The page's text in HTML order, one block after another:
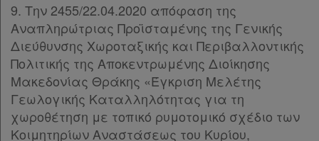
Χρήσιμα
Assistant
Νομολογία
Kodiko
9. Την 2455/22.04.2020 απόφαση της
Αναπληρώτριας Προϊσταμένης της Γενικής
Διεύθυνσης Χωροταξικής και Περιβαλλοντικής
Πολιτικής της Αποκεντρωμένης Διοίκησης
Μακεδονίας Θράκης «Έγκριση Μελέτης
Γεωλογικής Καταλληλότητας για τη
χωροθέτηση με τοπικό ρυμοτομικό σχέδιο των
Κοιμητηρίων Αναστάσεως του Κυρίου,